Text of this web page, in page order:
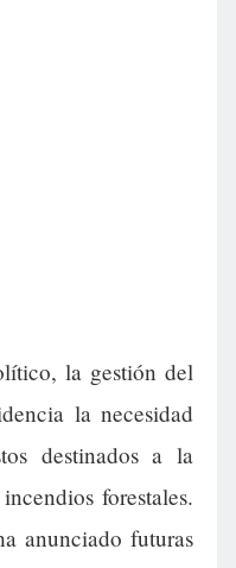
la gestión del
la necesidad
destinados a la
forestales.
anunciado futuras